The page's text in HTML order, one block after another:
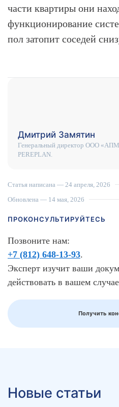
части квартиры они
функционирование
пол затопит соседей
Дмитрий Замятин
Генеральный директор ООО
PEREPLAN.
Статья написана — 24 апреля, 2026
Обновлена — 14 мая, 2026
ПРОКОНСУЛЬТИРУЙТЕСЬ
Позвоните нам:
+7 (812) 648-13-93.
Эксперт изучит ваши
действовать в вашем
Получить
Новые статьи